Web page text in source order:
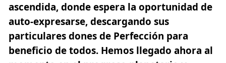
ascendida, donde espera la oportunidad de
auto-expresarse, descargando sus
particulares dones de Perfección para
beneficio de todos. Hemos llegado ahora al